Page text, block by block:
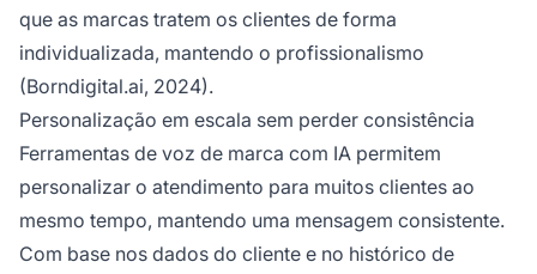
que as marcas tratem os clientes de forma
individualizada, mantendo o profissionalismo
(Borndigital.ai, 2024).
Personalização em escala sem perder consistência
Ferramentas de voz de marca com IA permitem
personalizar o atendimento para muitos clientes ao
mesmo tempo, mantendo uma mensagem consistente.
Com base nos dados do cliente e no histórico de